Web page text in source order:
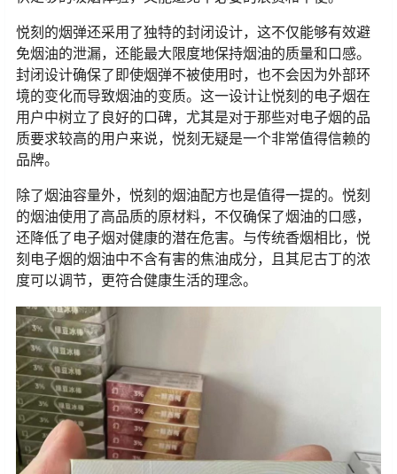
悦刻的烟弹还采用了独特的封闭设计，这不仅能够有效避
免烟油的泄漏，还能最大限度地保持烟油的质量和口感。
封闭设计确保了即使烟弹不被使用时，也不会因为外部环
境的变化而导致烟油的变质。这一设计让悦刻的电子烟在
用户中树立了良好的口碑，尤其是对于那些对电子烟的品
质要求较高的用户来说，悦刻无疑是一个非常值得信赖的
品牌。
除了烟油容量外，悦刻的烟油配方也是值得一提的。悦刻
的烟油使用了高品质的原材料，不仅确保了烟油的口感，
还降低了电子烟对健康的潜在危害。与传统香烟相比，悦
刻电子烟的烟油中不含有害的焦油成分，且其尼古丁的浓
度可以调节，更符合健康生活的理念。